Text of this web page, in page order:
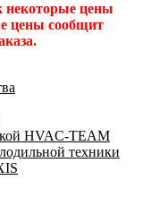
некоторые цены
цены сообщит
HVAC-TEAM
техники